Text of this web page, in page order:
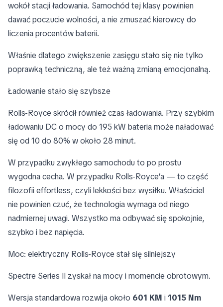
wokół stacji ładowania. Samochód tej klasy powinien
dawać poczucie wolności, a nie zmuszać kierowcy do
liczenia procentów baterii.
Właśnie dlatego zwiększenie zasięgu stało się nie tylko
poprawką techniczną, ale też ważną zmianą emocjonalną.
Ładowanie stało się szybsze
Rolls-Royce skrócił również czas ładowania. Przy szybkim
ładowaniu DC o mocy do 195 kW bateria może naładować
się od 10 do 80% w około 28 minut.
W przypadku zwykłego samochodu to po prostu
wygodna cecha. W przypadku Rolls-Royce’a — to część
filozofii effortless, czyli lekkości bez wysiłku. Właściciel
nie powinien czuć, że technologia wymaga od niego
nadmiernej uwagi. Wszystko ma odbywać się spokojnie,
szybko i bez napięcia.
Moc: elektryczny Rolls-Royce stał się silniejszy
Spectre Series II zyskał na mocy i momencie obrotowym.
Wersja standardowa rozwija około 601 KM i 1015 Nm